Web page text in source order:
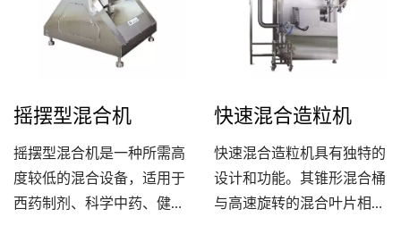
1500公升不等，可满足各
种不同规模的生产需求。此
外，BIN储存桶还可以选配
置，以满足特定的操作需求
常用的混合设备之一。
摇摆型混合机
摇摆型混合机是一种所需高
度较低的混合设备，适用于
西药制剂、科学中药、健康
快速混合造粒机
快速混合造粒机具有独特的
设计和功能。其锥形混合桶
与高速旋转的混合叶片相结